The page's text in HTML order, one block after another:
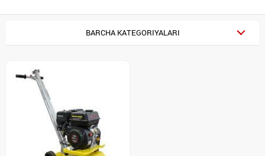
BARCHA KATEGORIYALARI